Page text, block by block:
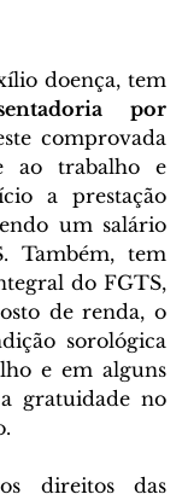
doença, tem
por
comprovada
ao trabalho e
a prestação
um salário
Também, tem
do FGTS,
de renda, o
sorológica
e em alguns
gratuidade no
direitos das